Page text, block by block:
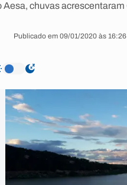
Aesa, chuvas
Publicado em 09/01/2020 às